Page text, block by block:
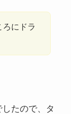
にドラ
たので、タ